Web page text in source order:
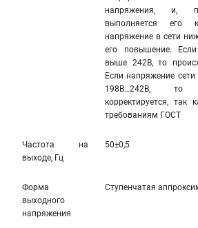
напряжения, и,
выполняется его
напряжение в сети
его повышение.
выше 242В, то
Если напряжение
198В…242В, то
корректируется, так
требованиям ГОСТ
Частота на
выходе, Гц
50±0,5
Форма
выходного
напряжения
Ступенчатая